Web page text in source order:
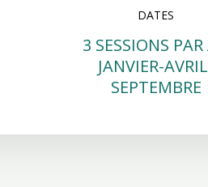
DATES
3 SESSIONS
JANVIER-
SEPTEMBRE